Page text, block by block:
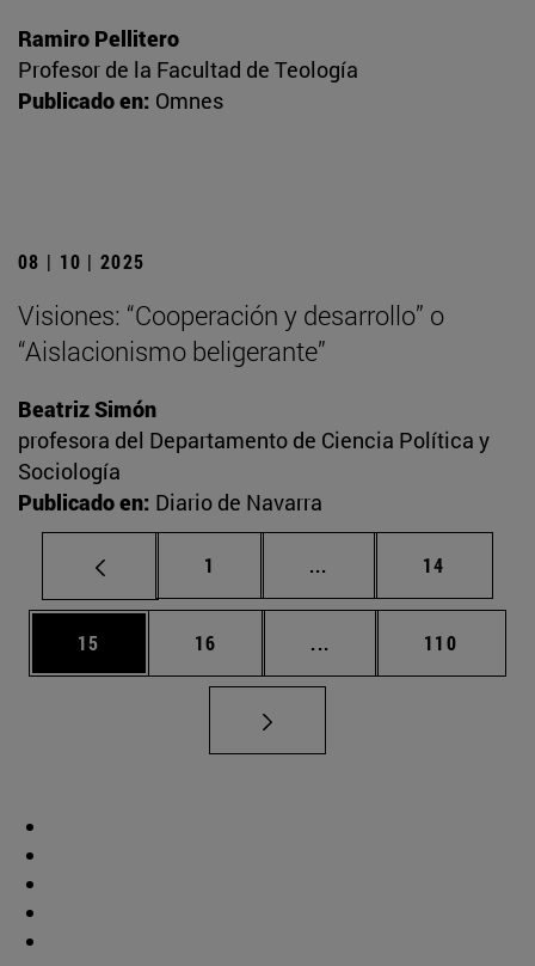
Ramiro Pellitero
Profesor de la Facultad de Teología
Publicado en: Omnes
08 | 10 | 2025
Visiones: “Cooperación y desarrollo” o
“Aislacionismo beligerante”
Beatriz Simón
profesora del Departamento de Ciencia Política y
Sociología
Publicado en: Diario de Navarra
Página
1 ... Páginas intermedias
Página
14
Página
15 Página
16 ... Páginas intermedias
Página
110